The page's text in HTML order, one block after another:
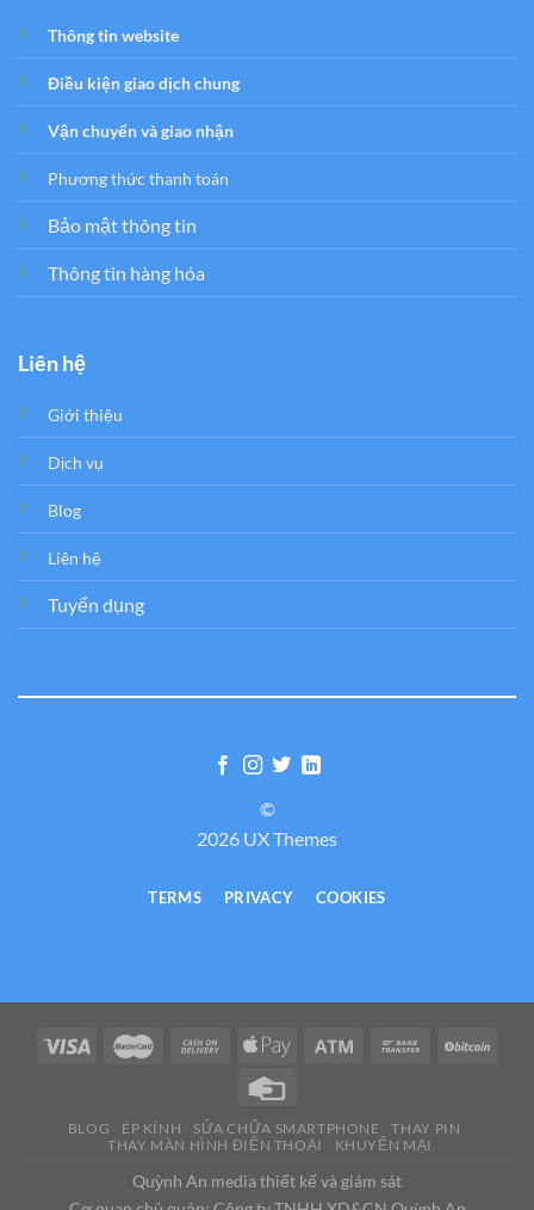
Thông tin website
Điều kiện giao dịch chung
Vận chuyển và giao nhận
Phương thức thanh toán
Bảo mật thông tin
Thông tin hàng hóa
Liên hệ
Giới thiệu
Dịch vụ
Blog
Liên hệ
Tuyển dụng
©
2026 UX Themes
TERMS PRIVACY COOKIES
BLOG ÉP KÍNH SỬA CHỮA SMARTPHONE
THAY PIN
THAY MÀN HÌNH ĐIỆN THOẠI
KHUYẾN MẠI
Quỳnh An media thiết kế và giám sát